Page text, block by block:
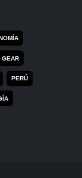
GEAR
PERÚ